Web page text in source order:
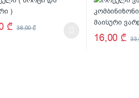
may be chosen on the product page
₾ 38,00₾
has multiple variants. The options may
16,00 ₾